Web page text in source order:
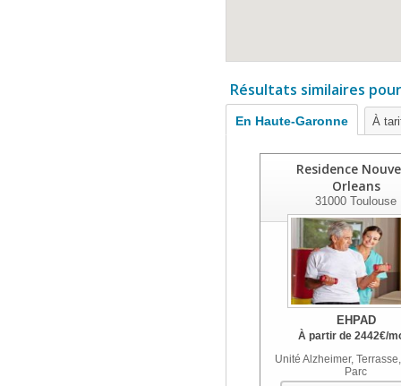
Résultats similaires
En Haute-Garonne À
Residence
Orleans
31000 Toulouse
EHPAD
À partir de 2442€/
Unité Alzheimer,
Parc